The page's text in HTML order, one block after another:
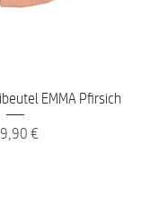
EMMA Pfirsich
€